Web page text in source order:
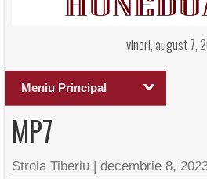
vineri, august 7,
Meniu Principal
MP7
Stroia Tiberiu |decembrie 8,